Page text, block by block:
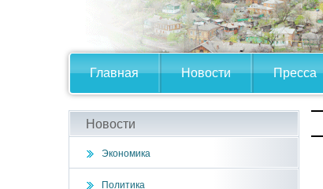
Главная Новости Пресса
Новости
Экономика
Политика